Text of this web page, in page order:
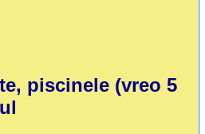
piscinele (vreo 5